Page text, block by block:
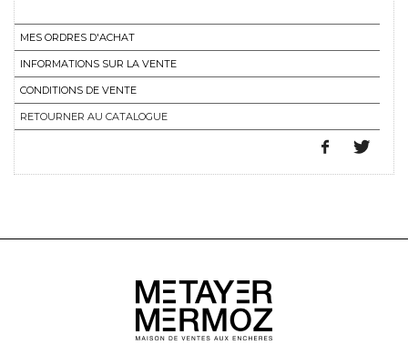
MES ORDRES D'ACHAT
INFORMATIONS SUR LA VENTE
CONDITIONS DE VENTE
RETOURNER AU CATALOGUE